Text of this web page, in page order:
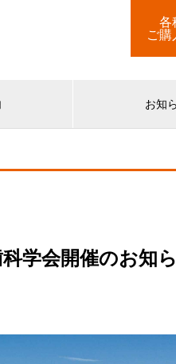
各
ご
お知
学会開催のお知